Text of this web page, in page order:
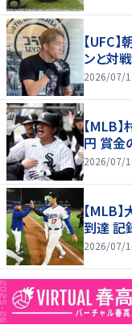
【UFC
ンと対戦
2026/07/
【MLB
円 賞金
2026/07/
【MLB
到達 記
2026/07/